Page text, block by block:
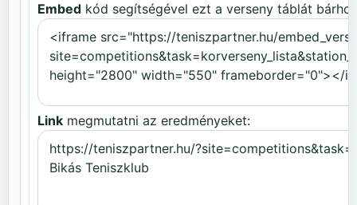
Embed kód segítségével ezt a verseny táblát
Link megmutatni az eredményeket: